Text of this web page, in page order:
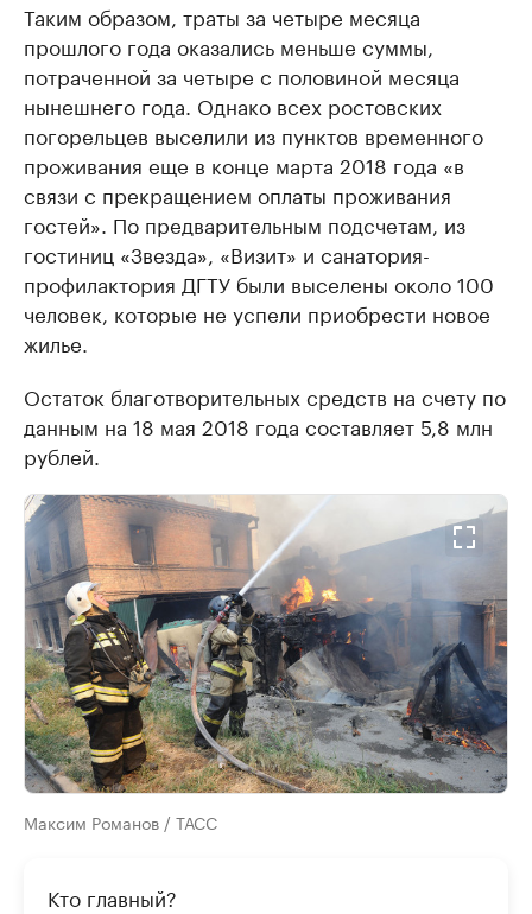
Таким образом, траты за четыре месяца
прошлого года оказались меньше суммы,
потраченной за четыре с половиной месяца
нынешнего года. Однако всех ростовских
погорельцев выселили из пунктов временного
проживания еще в конце марта 2018 года «в
связи с прекращением оплаты проживания
гостей». По предварительным подсчетам, из
гостиниц «Звезда», «Визит» и санатория-
профилактория ДГТУ были выселены около 100
человек, которые не успели приобрести новое
жилье.
Остаток благотворительных средств на счету по
данным на 18 мая 2018 года составляет 5,8 млн
рублей.
Максим Романов / ТАСС
Кто главный?